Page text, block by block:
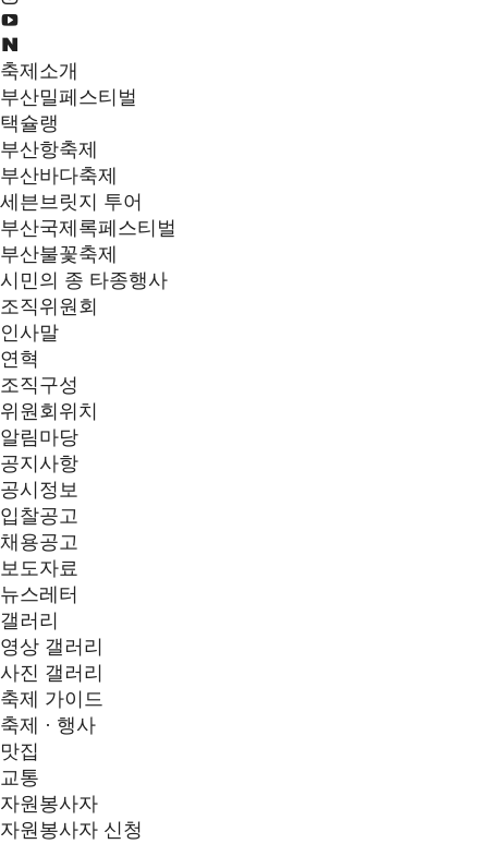
축제소개
부산밀페스티벌
택슐랭
부산항축제
부산바다축제
세븐브릿지 투어
부산국제록페스티벌
부산불꽃축제
시민의 종 타종행사
조직위원회
인사말
연혁
조직구성
위원회위치
알림마당
공지사항
공시정보
입찰공고
채용공고
보도자료
뉴스레터
갤러리
영상 갤러리
사진 갤러리
축제 가이드
축제 · 행사
맛집
교통
자원봉사자
자원봉사자 신청